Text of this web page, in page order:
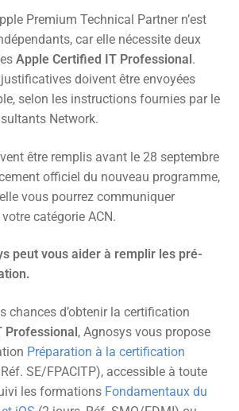
Premium Technical Partner n’est
car elle nécessite deux
Apple Certified IT Professional.
doivent être envoyées
selon les instructions fournies par le
Network.
être remplis avant le 28 septembre
officiel du nouveau programme,
vous pourrez communiquer
catégorie ACN.
peut vous aider à remplir les pré-
chances d’obtenir la certification
Professional, Agnosys vous propose
Préparation à la certification
SE/FPACITP), accessible à toute
les formations Fondamentaux du